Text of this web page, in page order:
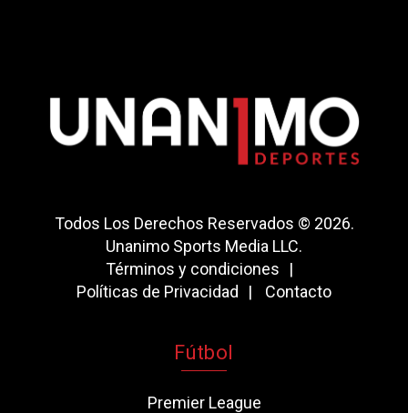
Todos Los Derechos Reservados © 2026.
Unanimo Sports Media LLC.
Términos y condiciones
Políticas de Privacidad
Contacto
Fútbol
Premier League